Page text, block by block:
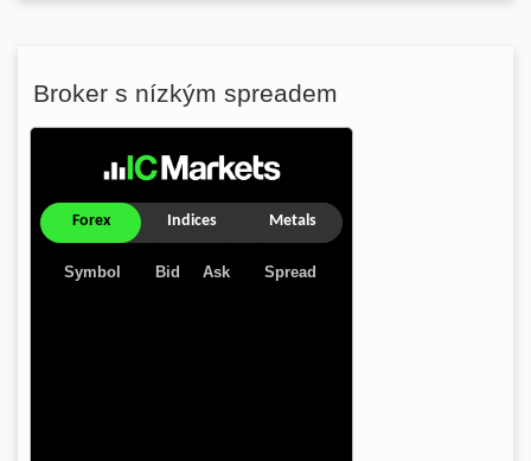
Broker s nízkým spreadem